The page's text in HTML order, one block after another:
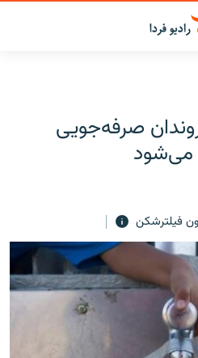
صرفه‌جویی
می‌شود
فیلترشکن